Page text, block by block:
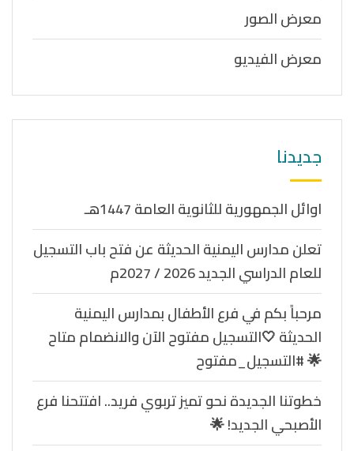
معرض الصور
معرض الفيديو
جديدنا
اوائل الجمهورية للثانوية العامة 1447هـ
تعلن مدارس اليمنية الحديثة عن فتح باب التسجيل
للعام الدراسي الجديد 2026 / 2027م
مرحباً بكم في فرع الأطفال بمدارس اليمنية
الحديثة 🤍التسجيل مفتوح الآن والانضمام متاح
🌟 #التسجيل_مفتوح
خطوتنا الجديدة نحو تميز تربوي فريد.. افتتحنا فرع
الأصبحي الجديد! 🌟